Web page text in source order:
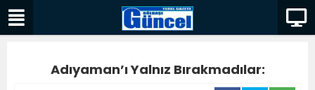
Adıyaman’ı Yalnız Bırakmadılar: